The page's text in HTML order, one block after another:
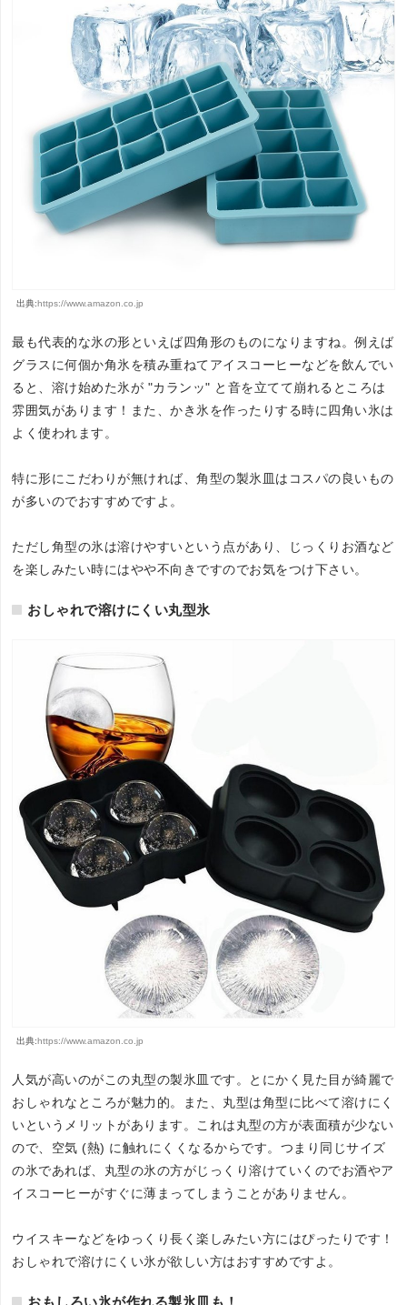
出典:https://www.amazon.co.jp
最も代表的な氷の形といえば四角形のものになりますね。例えば
グラスに何個か角氷を積み重ねてアイスコーヒーなどを飲んでい
ると、溶け始めた氷が "カランッ" と音を立てて崩れるところは
雰囲気があります！また、かき氷を作ったりする時に四角い氷は
よく使われます。
特に形にこだわりが無ければ、角型の製氷皿はコスパの良いもの
が多いのでおすすめですよ。
ただし角型の氷は溶けやすいという点があり、じっくりお酒など
を楽しみたい時にはやや不向きですのでお気をつけ下さい。
おしゃれで溶けにくい丸型氷
出典:https://www.amazon.co.jp
人気が高いのがこの丸型の製氷皿です。とにかく見た目が綺麗で
おしゃれなところが魅力的。また、丸型は角型に比べて溶けにく
いというメリットがあります。これは丸型の方が表面積が少ない
ので、空気 (熱) に触れにくくなるからです。つまり同じサイズ
の氷であれば、丸型の氷の方がじっくり溶けていくのでお酒やア
イスコーヒーがすぐに薄まってしまうことがありません。
ウイスキーなどをゆっくり長く楽しみたい方にはぴったりです！
おしゃれで溶けにくい氷が欲しい方はおすすめですよ。